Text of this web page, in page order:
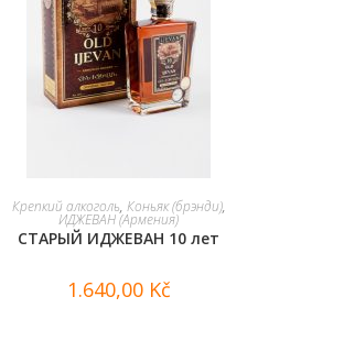
В КОРЗИНУ
Крепкий алкоголь, Коньяк (брэнди),
ИДЖЕВАН (Армения)
СТАРЫЙ ИДЖЕВАН 10 лет
1.640,00 Kč